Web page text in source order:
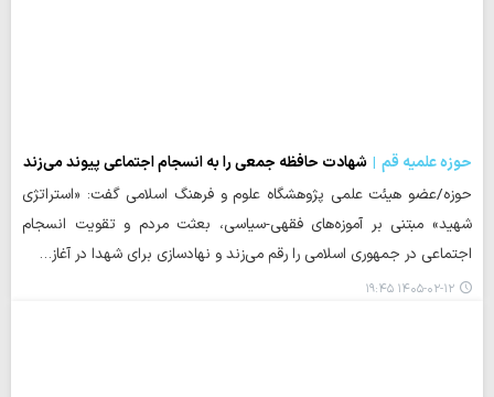
حوزه علمیه قم
شهادت حافظه جمعی را به انسجام اجتماعی پیوند می‌زند
حوزه/عضو هیئت علمی پژوهشگاه علوم و فرهنگ اسلامی گفت: «استراتژی
شهید» مبتنی بر آموزه‌های فقهی-سیاسی، بعثت مردم و تقویت انسجام
اجتماعی در جمهوری اسلامی را رقم می‌زند و نهادسازی برای شهدا در آغاز…
۱۴۰۵-۰۲-۱۲ ۱۹:۴۵